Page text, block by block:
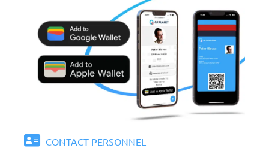
CONTACT PERSONNEL